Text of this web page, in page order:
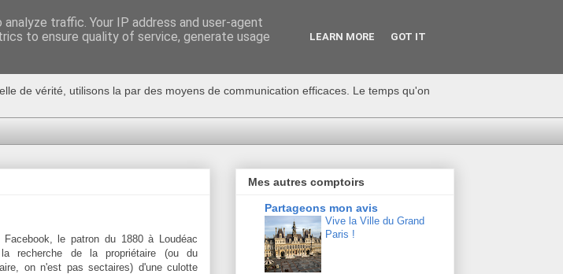
de vérité, utilisons la par des moyens de communication efficaces. Le temps qu'on
Facebook, le patron du 1880 à Loudéac
recherche de la propriétaire (ou du
on n'est pas sectaires) d'une culotte
Mes autres comptoirs
Partageons mon avis
Vive la Ville du Grand
Paris !
traffic. Your IP address and user-agent
to ensure quality of service, generate usage
LEARN MORE GOT IT